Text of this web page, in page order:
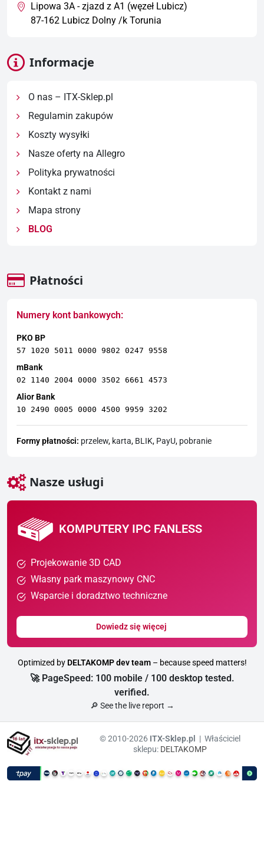
Lipowa 3A - zjazd z A1 (węzeł Lubicz)
87-162 Lubicz Dolny /k Torunia
Informacje
O nas – ITX-Sklep.pl
Regulamin zakupów
Koszty wysyłki
Nasze oferty na Allegro
Polityka prywatności
Kontakt z nami
Mapa strony
BLOG
Płatności
Numery kont bankowych:
PKO BP
57 1020 5011 0000 9802 0247 9558
mBank
02 1140 2004 0000 3502 6661 4573
Alior Bank
10 2490 0005 0000 4500 9959 3202
Formy płatności: przelew, karta, BLIK, PayU, pobranie
Nasze usługi
KOMPUTERY IPC FANLESS
Projekowanie 3D CAD
Własny park maszynowy CNC
Wsparcie i doradztwo techniczne
Dowiedz się więcej
Optimized by DELTAKOMP dev team– because speed matters!
🚀 PageSpeed: 100 mobile / 100 desktop tested.
verified.
🔎 See the live report →
© 2010-2026 ITX-Sklep.pl
| Właściciel
sklepu: DELTAKOMP